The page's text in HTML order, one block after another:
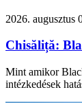
2026. augusztus
Chisăliță:
Mint amikor
intézkedések